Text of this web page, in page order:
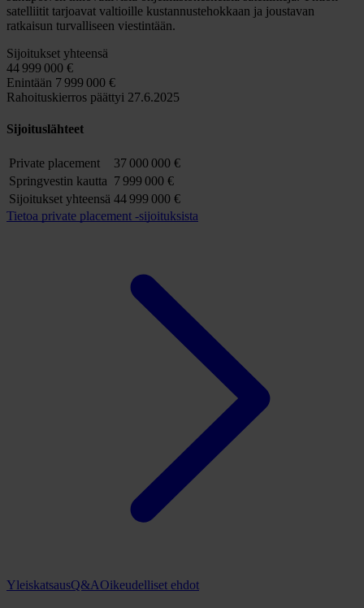
satelliitit tarjoavat valtioille kustannustehokkaan ja joustavan
ratkaisun turvalliseen viestintään.
Sijoitukset yhteensä
44999 000 €
Enintään 7999 000 €
Rahoituskierros päättyi 27.6.2025
Sijoituslähteet
Private placement 37000000 €
Springvestin kautta 7999 000 €
Sijoitukset yhteensä 44999 000 €
Tietoa private placement -sijoituksista
YleiskatsausQ&AOikeudelliset ehdot